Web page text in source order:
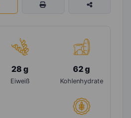
28 g
Eiweiß
62 g
Kohlenhydrate